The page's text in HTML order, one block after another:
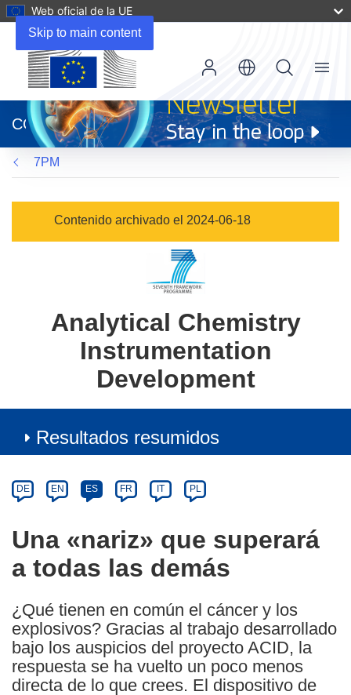
Skip to main content
Web oficial de la UE
abrirá
en
una
nueva
ventana)
CORDIS
Menu
7PM
Contenido archivado el 2024-06-18
Analytical Chemistry
Instrumentation
Development
Resultados resumidos
Category
Article
available
the
following
languages:
DE EN ES FR IT PL
Una «nariz» que superará
a todas las demás
¿Qué tienen en común el cáncer y los
explosivos? Gracias al trabajo desarrollado
bajo los auspicios del proyecto ACID, la
respuesta se ha vuelto un poco menos
directa de lo que crees. El dispositivo de